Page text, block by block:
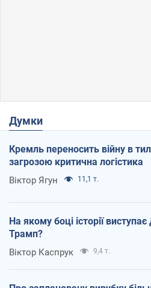
Думки
Кремль переносить війну в
загрозою критична логістика
Віктор Ягун 11,1 т.
На якому боці історії
Трамп?
Віктор Каспрук 9,4 т.